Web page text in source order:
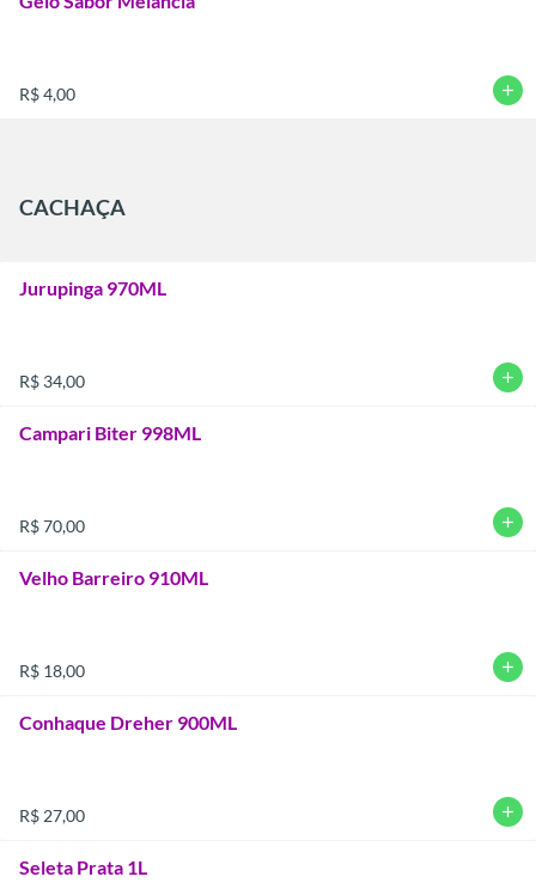
R$ 4,00 add
CACHAÇA
Jurupinga 970ML
R$ 34,00 add
Campari Biter 998ML
R$ 70,00 add
Velho Barreiro 910ML
R$ 18,00 add
Conhaque Dreher 900ML
R$ 27,00 add
Seleta Prata 1L